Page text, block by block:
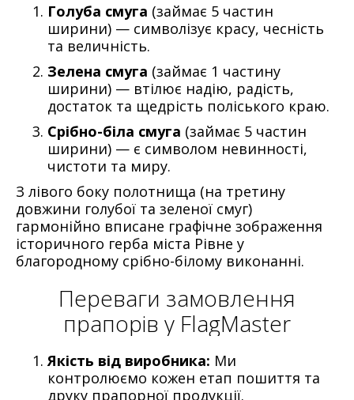
Голуба смуга (займає 5 частин
ширини) — символізує красу, чесність
та величність.
Зелена смуга (займає 1 частину
ширини) — втілює надію, радість,
достаток та щедрість поліського краю.
Срібно-біла смуга (займає 5 частин
ширини) — є символом невинності,
чистоти та миру.
З лівого боку полотнища (на третину
довжини голубої та зеленої смуг)
гармонійно вписане графічне зображення
історичного герба міста Рівне у
благородному срібно-білому виконанні.
Переваги замовлення
прапорів у FlagMaster
Якість від виробника: Ми
контролюємо кожен етап пошиття та
друку прапорної продукції.